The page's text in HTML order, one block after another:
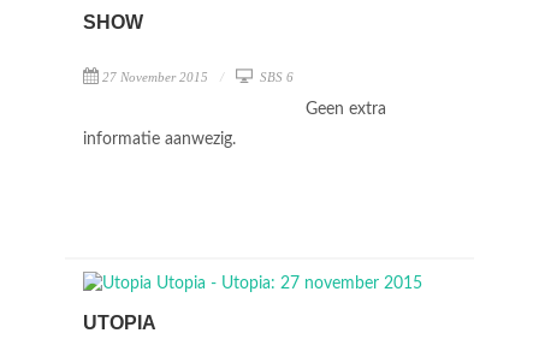
SHOW
27 November 2015 SBS 6
Geen extra
informatie aanwezig.
UTOPIA